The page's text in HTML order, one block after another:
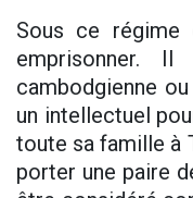
Sous ce régime
emprisonner. Il
cambodgienne
un intellectuel
toute sa famille à
porter une paire